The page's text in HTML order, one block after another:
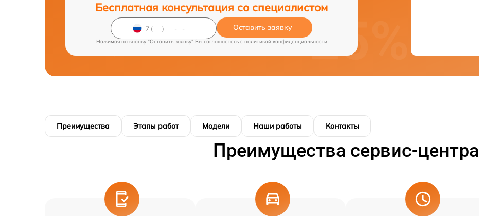
Бесплатная консультация со специалистом
Оставить заявку
Нажимая на кнопку "Оставить заявку" Вы соглашаетесь c политикой конфиденциальности
Преимущества Этапы работ Модели Наши работы Контакты
Преимущества сервис-центра